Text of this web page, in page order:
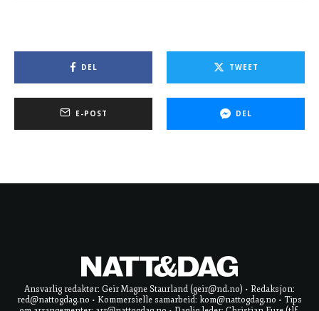
DEL TWEET
E-POST DEL
Ansvarlig redaktør: Geir Magne Staurland (geir@nd.no) • Redaksjon:
red@nattogdag.no • Kommersielle samarbeid: kom@nattogdag.no • Tips